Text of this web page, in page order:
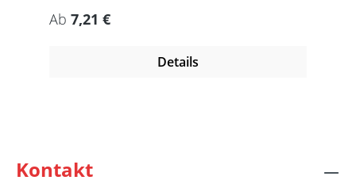
Regulärer Preis:
Ab 7,21 €
Details
Kontakt